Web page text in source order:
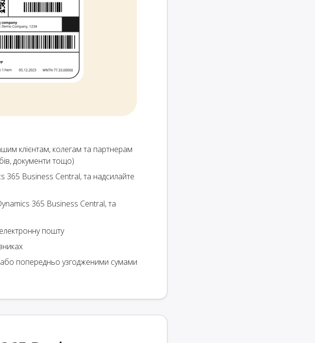
клієнтам, колегам та партнерам
документи тощо)
365 Business Central, та надсилайте
365 Business Central, та
пошту
попередньо узгодженими сумами